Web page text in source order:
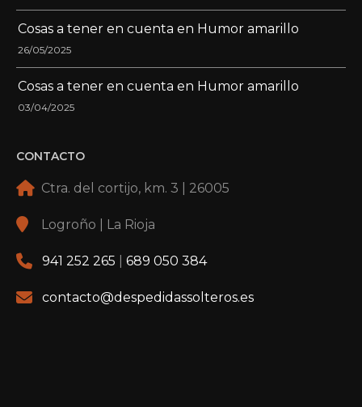
Cosas a tener en cuenta en Humor amarillo
26/05/2025
Cosas a tener en cuenta en Humor amarillo
03/04/2025
CONTACTO
Ctra. del cortijo, km. 3 | 26005
Logroño | La Rioja
941 252 265 689 050 384
contacto@despedidassolteros.es